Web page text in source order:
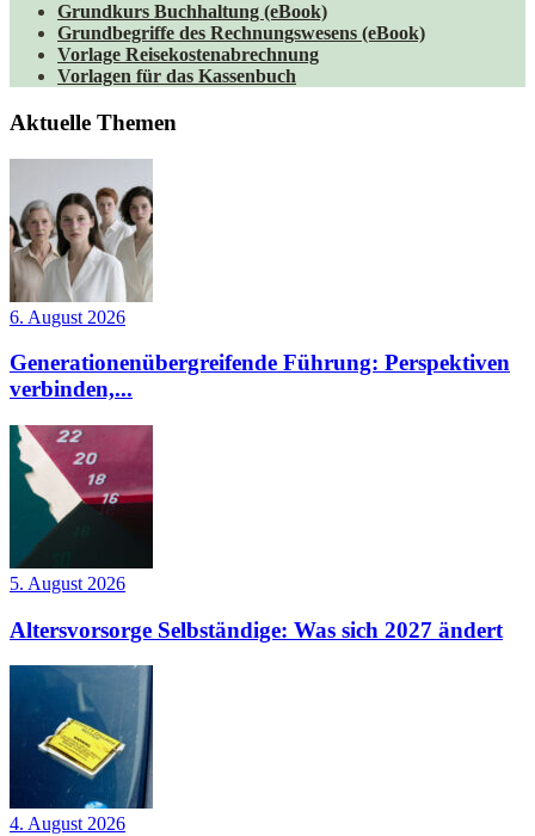
Grundkurs Buchhaltung (eBook)
Grundbegriffe des Rechnungswesens (eBook)
Vorlage Reisekostenabrechnung
Vorlagen für das Kassenbuch
Aktuelle Themen
6. August 2026
Generationenübergreifende Führung: Perspektiven
verbinden,...
5. August 2026
Altersvorsorge Selbständige: Was sich 2027 ändert
4. August 2026